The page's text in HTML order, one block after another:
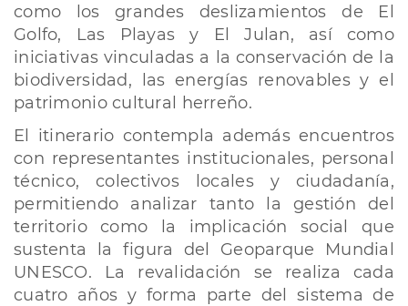
como los grandes deslizamientos de El
Golfo, Las Playas y El Julan, así como
iniciativas vinculadas a la conservación de la
biodiversidad, las energías renovables y el
patrimonio cultural herreño.
El itinerario contempla además encuentros
con representantes institucionales, personal
técnico, colectivos locales y ciudadanía,
permitiendo analizar tanto la gestión del
territorio como la implicación social que
sustenta la figura del Geoparque Mundial
UNESCO. La revalidación se realiza cada
cuatro años y forma parte del sistema de